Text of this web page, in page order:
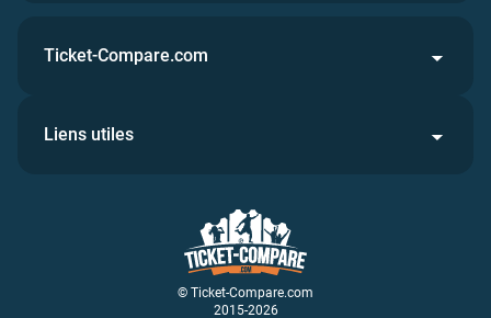
© Ticket-Compare.com
2015-2026
Ticket-Compare.com
Liens utiles